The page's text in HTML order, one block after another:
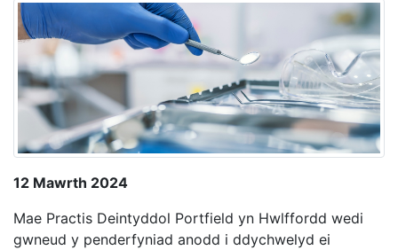
12 Mawrth 2024
Mae Practis Deintyddol Portfield yn Hwlffordd wedi
gwneud y penderfyniad anodd i ddychwelyd ei